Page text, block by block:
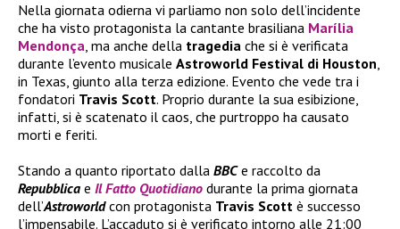
Nella giornata odierna vi parliamo non solo dell’incidente
che ha visto protagonista la cantante brasiliana Marília
Mendonça, ma anche della tragedia che si è verificata
durante l’evento musicale Astroworld Festival di Houston,
in Texas, giunto alla terza edizione. Evento che vede tra i
fondatori Travis Scott. Proprio durante la sua esibizione,
infatti, si è scatenato il caos, che purtroppo ha causato
morti e feriti.
Stando a quanto riportato dalla BBCe raccolto da
Repubblica e Il Fatto Quotidiano durante la prima giornata
dell’Astroworldcon protagonista Travis Scott è successo
l’impensabile. L’accaduto si è verificato intorno alle 21:00